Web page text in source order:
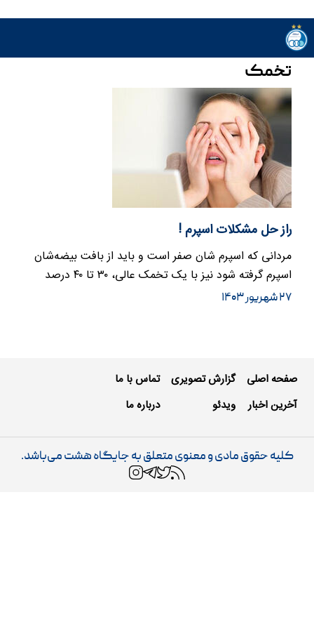
تخمک
راز حل مشکلات اسپرم !
مردانی که اسپرم شان صفر است و باید از بافت بیضه‌شان
اسپرم گرفته شود نیز با یک تخمک عالی، ۳۰ تا ۴۰ درصد
شانس موفقیت…
۲۷ شهریور ۱۴۰۳
صفحه اصلی
آخرین اخبار
گزارش تصویری
ویدئو
تماس با ما
درباره ما
کلیه حقوق مادی و معنوی متعلق به جایگاه هشت می‌باشد.